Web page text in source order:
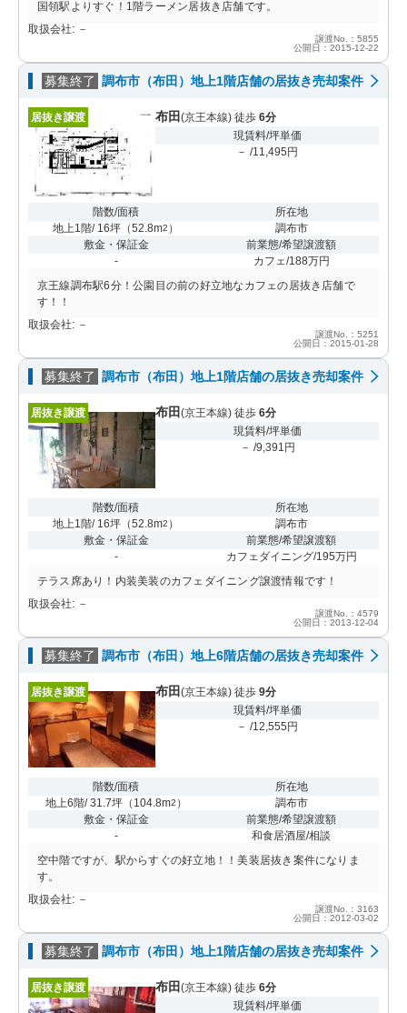
国領駅よりすぐ！1階ラーメン居抜き店舗です。
取扱会社: －
譲渡No.：5855
公開日：2015-12-22
募集終了 調布市（布田）地上1階店舗の居抜き売却案件
居抜き譲渡 布田 (京王本線) 徒歩 6分
現賃料/坪単価
－ /11,495円
階数/面積
地上1階/ 16坪 （52.8m2 ）
所在地
調布市
敷金・保証金
-
前業態/希望譲渡額
カフェ/188万円
京王線調布駅6分！公園目の前の好立地なカフェの居抜き店舗で
す！！
取扱会社: －
譲渡No.：5251
公開日：2015-01-28
募集終了 調布市（布田）地上1階店舗の居抜き売却案件
居抜き譲渡 布田 (京王本線) 徒歩 6分
現賃料/坪単価
－ /9,391円
階数/面積
地上1階/ 16坪 （52.8m2 ）
所在地
調布市
敷金・保証金
-
前業態/希望譲渡額
カフェダイニング/195万円
テラス席あり！内装美装のカフェダイニング譲渡情報です！
取扱会社: －
譲渡No.：4579
公開日：2013-12-04
募集終了 調布市（布田）地上6階店舗の居抜き売却案件
居抜き譲渡 布田 (京王本線) 徒歩 9分
現賃料/坪単価
－ /12,555円
階数/面積
地上6階/ 31.7坪（ 104.8m2 ）
所在地
調布市
敷金・保証金
-
前業態/希望譲渡額
和食居酒屋/相談
空中階ですが、駅からすぐの好立地！！美装居抜き案件になりま
す。
取扱会社: －
譲渡No.：3163
公開日：2012-03-02
募集終了 調布市（布田）地上1階店舗の居抜き売却案件
居抜き譲渡 布田 (京王本線) 徒歩 6分
現賃料/坪単価